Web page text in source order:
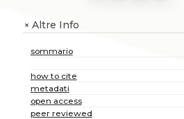
+Altre Info
sommario
how to cite
metadati
open access
peer reviewed